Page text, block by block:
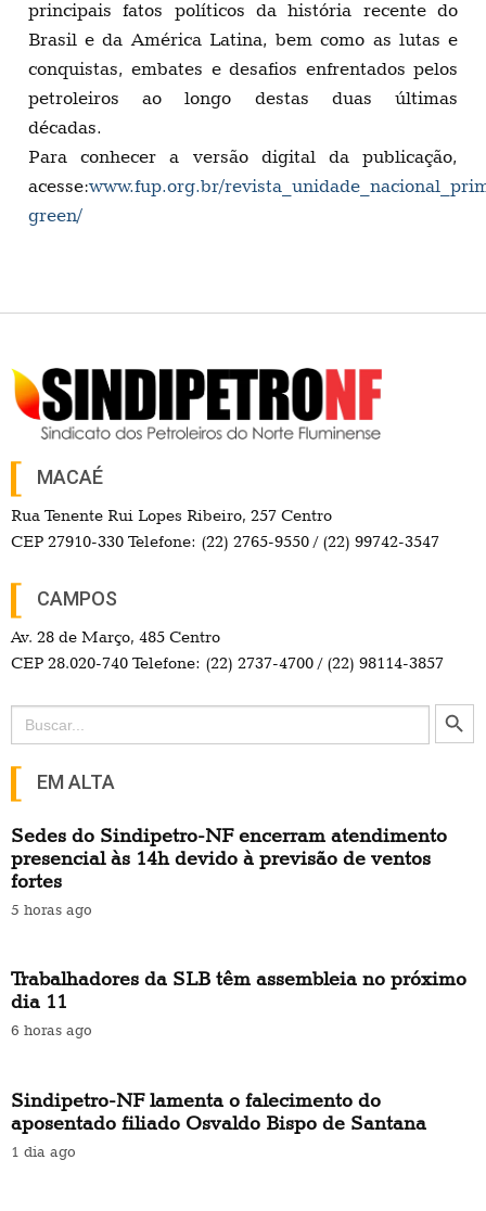
principais fatos políticos da história recente do
Brasil e da América Latina, bem como as lutas e
conquistas, embates e desafios enfrentados pelos
petroleiros ao longo destas duas últimas
décadas.
Para conhecer a versão digital da publicação,
acesse:www.fup.org.br/
green/
MACAÉ
Rua Tenente Rui Lopes Ribeiro, 257 Centro
CEP 27910-330 Telefone: (22) 2765-9550 / (22) 99742-3547
CAMPOS
Av. 28 de Março, 485 Centro
CEP 28.020-740 Telefone: (22) 2737-4700 / (22) 98114-3857
Search
for:
Search Button
EM ALTA
Sedes do Sindipetro-NF encerram atendimento
presencial às 14h devido à previsão de ventos
fortes
5 horas ago
Trabalhadores da SLB têm assembleia no próximo
dia 11
6 horas ago
Sindipetro-NF lamenta o falecimento do
aposentado filiado Osvaldo Bispo de Santana
1 dia ago